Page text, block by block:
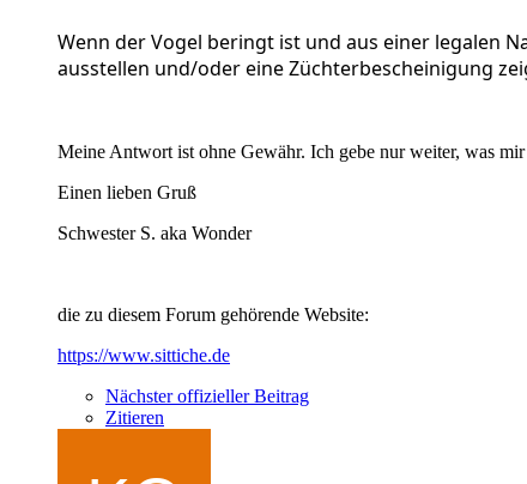
Wenn der Vogel beringt ist und aus einer legalen
ausstellen und/oder eine Züchterbescheinigung
Meine Antwort ist ohne Gewähr. Ich gebe nur weiter, was
Einen lieben Gruß
Schwester S. aka Wonder
die zu diesem Forum gehörende Website:
https://www.sittiche.de
Nächster offizieller Beitrag
Zitieren